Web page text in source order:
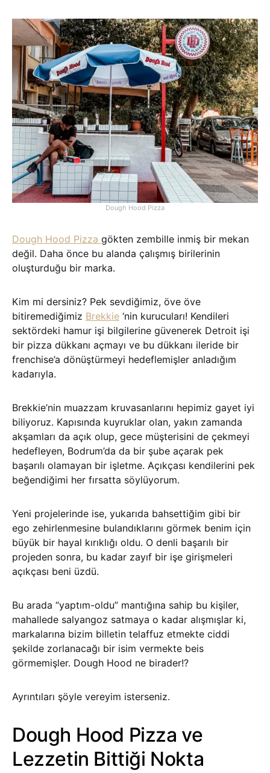
Dough Hood Pizza
Dough Hood Pizza gökten zembille inmiş bir mekan
değil. Daha önce bu alanda çalışmış birilerinin
oluşturduğu bir marka.
Kim mi dersiniz? Pek sevdiğimiz, öve öve
bitiremediğimiz Brekkie ‘nin kurucuları! Kendileri
sektördeki hamur işi bilgilerine güvenerek Detroit işi
bir pizza dükkanı açmayı ve bu dükkanı ileride bir
frenchise’a dönüştürmeyi hedeflemişler anladığım
kadarıyla.
Brekkie’nin muazzam kruvasanlarını hepimiz gayet iyi
biliyoruz. Kapısında kuyruklar olan, yakın zamanda
akşamları da açık olup, gece müşterisini de çekmeyi
hedefleyen, Bodrum’da da bir şube açarak pek
başarılı olamayan bir işletme. Açıkçası kendilerini pek
beğendiğimi her fırsatta söylüyorum.
Yeni projelerinde ise, yukarıda bahsettiğim gibi bir
ego zehirlenmesine bulandıklarını görmek benim için
büyük bir hayal kırıklığı oldu. O denli başarılı bir
projeden sonra, bu kadar zayıf bir işe girişmeleri
açıkçası beni üzdü.
Bu arada “yaptım-oldu” mantığına sahip bu kişiler,
mahallede salyangoz satmaya o kadar alışmışlar ki,
markalarına bizim billetin telaffuz etmekte ciddi
şekilde zorlanacağı bir isim vermekte beis
görmemişler. Dough Hood ne birader!?
Ayrıntıları şöyle vereyim isterseniz.
Dough Hood Pizza ve
Lezzetin Bittiği Nokta